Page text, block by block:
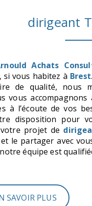
dirigeant
Achats
si vous habitez à Brest
de qualité,
vous
à l’écoute de vos
disposition pour
projet de
le partager avec
équipe est
SAVOIR PLUS